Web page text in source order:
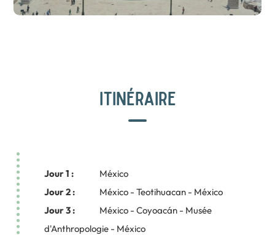
ITINÉRAIRE
Jour 1 :
México
Jour 2 :
México - Teotihuacan - México
Jour 3 :
México - Coyoacán - Musée
d'Anthropologie - México